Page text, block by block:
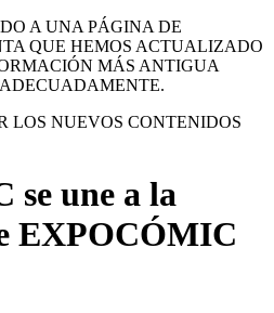
A UNA PÁGINA DE
QUE HEMOS ACTUALIZADO
MÁS ANTIGUA
LOS NUEVOS CONTENIDOS
se une a la
EXPOCÓMIC